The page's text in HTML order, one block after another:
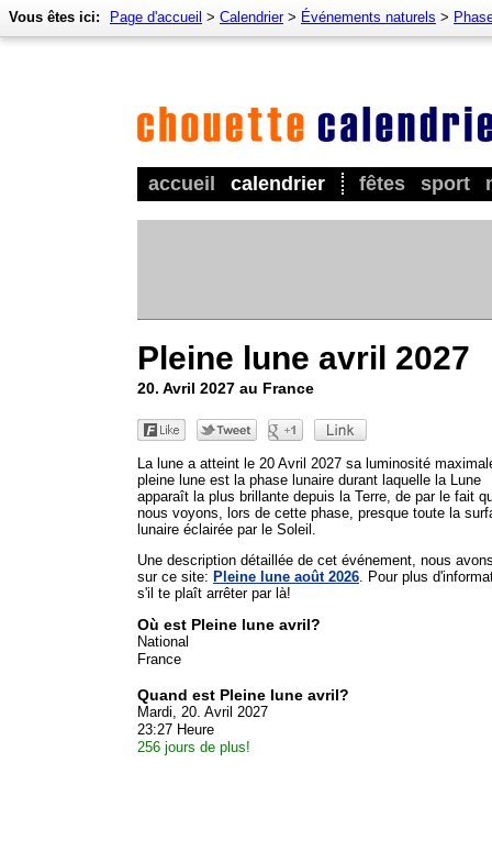
accueil calendrier fêtes sport
Vous êtes ici: Page d'accueil > Calendrier> Événements naturels >
Pleine lune avril 2027
20. Avril 2027 au France
La lune a atteint le 20 Avril 2027 sa luminosité
pleine lune est la phase lunaire durant laquelle la Lune
apparaît la plus brillante depuis la Terre, de par le fait
nous voyons, lors de cette phase, presque toute la
lunaire éclairée par le Soleil.
Une description détaillée de cet événement, nous
sur ce site: Pleine lune août 2026 . Pour plus
s'il te plaît arrêter par là!
Où est Pleine lune avril?
National
France
Quand est Pleine lune avril?
Mardi, 20. Avril 2027
23:27 Heure
256 jours de plus!